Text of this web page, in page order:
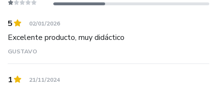
5 02/01/2026
Excelente producto, muy didáctico
GUSTAVO
1 21/11/2024